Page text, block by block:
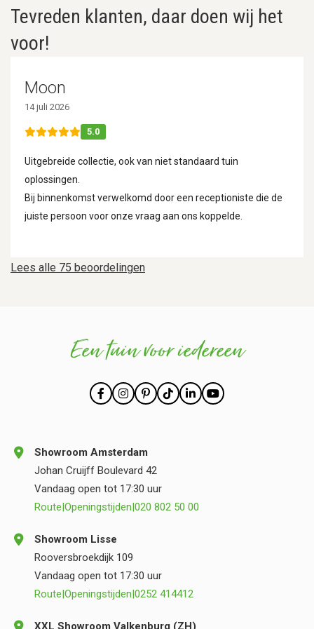
Tevreden klanten, daar doen wij het
voor!
Lees alle 75 beoordelingen
Moon
14 juli 2026
5.0
Uitgebreide collectie, ook van niet standaard tuin
oplossingen.
Bij binnenkomst verwelkomd door een receptioniste die de
juiste persoon voor onze vraag aan ons koppelde.
Een tuin voor iedereen
Showroom Amsterdam
Johan Cruijff Boulevard 42
Vandaag open tot 17:30 uur
Route|Openingstijden|020 802 50 00
Showroom Lisse
Rooversbroekdijk 109
Vandaag open tot 17:30 uur
Route|Openingstijden|0252 414412
XXL Showroom Valkenburg (ZH)